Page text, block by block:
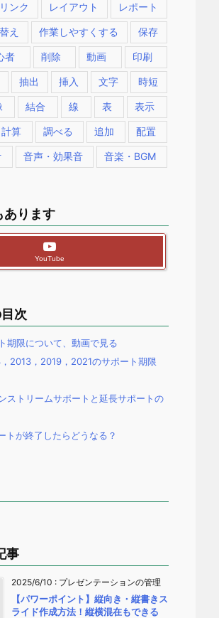
リンク レイアウト レポート
え 作業しやすくする 保存
者 削除 動画 印刷
抽出 挿入 文字 時短
結合 線 表 表示
計算 調べる 追加 配置
音声・効果音 音楽・BGM
ります
YouTube
次
期限について、動画で見る
2013，2019，2021のサポート期限
ストリームサポートと延長サポートの
トが終了したらどうなる？
事
2025/6/10 : プレゼンテーションの管理
【パワーポイント】縦向き・縦書きス
ライド作成方法！縦横混在もできる